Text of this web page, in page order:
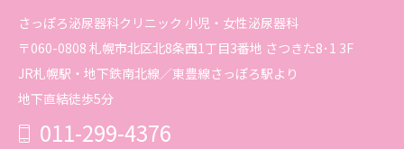
さっぽろ泌尿器科クリニック 小児・女性泌尿器科
〒060-0808 札幌市北区北8条西1丁目3番地 さつきた8･1 3F
JR札幌駅・地下鉄南北線／東豊線さっぽろ駅より
地下直結徒歩5分
011-299-4376